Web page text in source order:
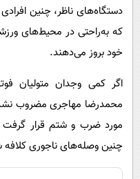
دستگاه‌های ناظر، چنین
که به‌راحتی در محیط‌های
خود بروز می‌دهند.
اگر کمی وجدان متولیان
محمدرضا مهاجری مضروب
مورد ضرب و شتم قرار
چنین وصله‌های ناجوری